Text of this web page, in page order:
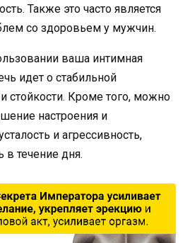
Также это часто является
со здоровьем у мужчин.
ваша интимная
идет о стабильной
стойкости. Кроме того, можно
настроения и
и агрессивность,
в течение дня.